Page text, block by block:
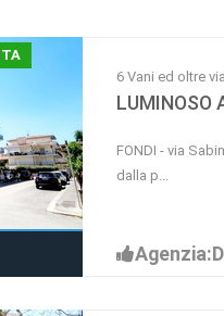
6 Vani ed oltre
LUMINOSO
FONDI - via
dalla p...